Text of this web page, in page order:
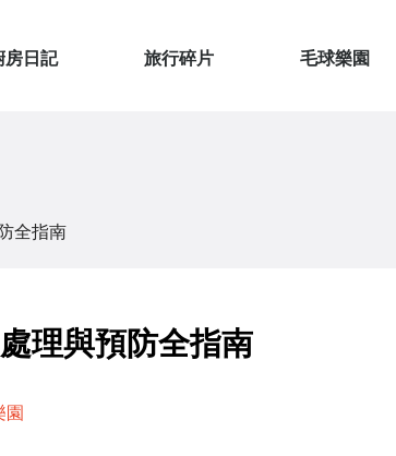
房日記 旅行碎片 毛球樂園
全指南
理與預防全指南
園